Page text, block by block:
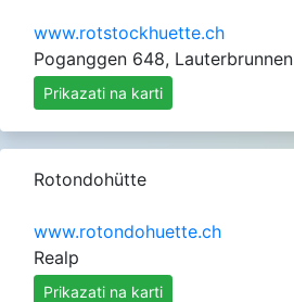
www.rotstockhuette.ch
Poganggen 648, Lauterbrunnen
Prikazati na karti
Rotondohütte
www.rotondohuette.ch
Realp
Prikazati na karti